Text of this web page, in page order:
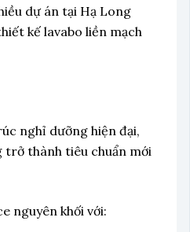
dự án tại Hạ Long
kế lavabo liền mạch
nghỉ dưỡng hiện đại,
trở thành tiêu chuẩn mới
nguyên khối với: